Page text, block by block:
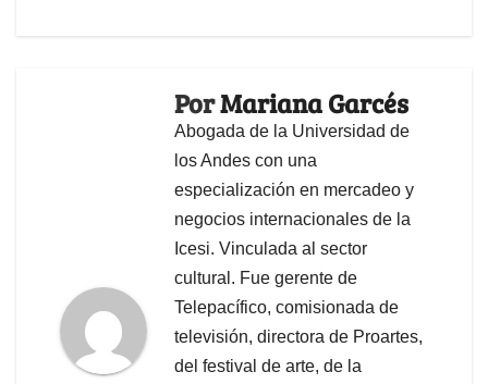
PorMariana Garcés
Abogada de la Universidad de
los Andes con una
especialización en mercadeo y
negocios internacionales de la
Icesi. Vinculada al sector
cultural. Fue gerente de
Telepacífico, comisionada de
televisión, directora de Proartes,
del festival de arte, de la